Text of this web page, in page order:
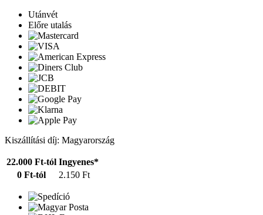
Utánvét
Előre utalás
Kiszállítási díj: Magyarország
22.000 Ft-tól Ingyenes*
0 Ft-tól
2.150 Ft